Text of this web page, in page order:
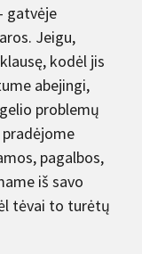
gatvėje
Jeigu,
kodėl jis
abejingi,
problemų
pagalbos,
iš savo
tėvai to turėtų